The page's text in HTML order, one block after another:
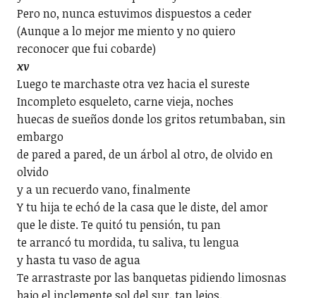
Pero no, nunca estuvimos dispuestos a ceder
(Aunque a lo mejor me miento y no quiero
reconocer que fui cobarde)
xv
Luego te marchaste otra vez hacia el sureste
Incompleto esqueleto, carne vieja, noches
huecas de sueños donde los gritos retumbaban, sin
embargo
de pared a pared, de un árbol al otro, de olvido en
olvido
y a un recuerdo vano, finalmente
Y tu hija te echó de la casa que le diste, del amor
que le diste. Te quitó tu pensión, tu pan
te arrancó tu mordida, tu saliva, tu lengua
y hasta tu vaso de agua
Te arrastraste por las banquetas pidiendo limosnas